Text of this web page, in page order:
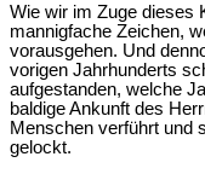
Wie wir im Zuge dieses
mannigfache Zeichen,
vorausgehen. Und
vorigen Jahrhunderts
aufgestanden, welche
baldige Ankunft des
Menschen verführt und
gelockt.